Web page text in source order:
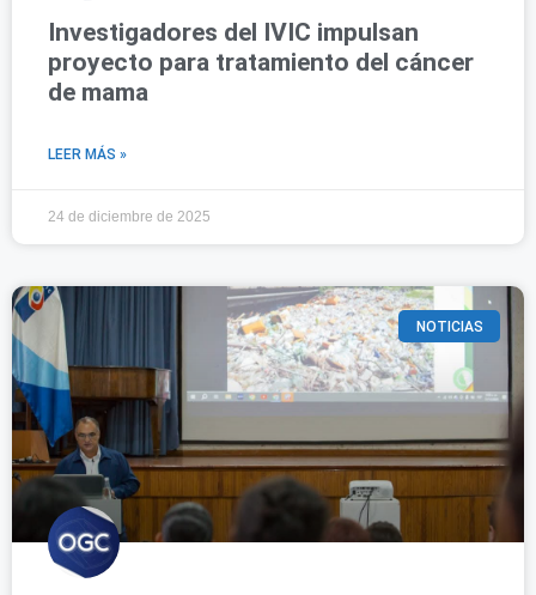
Investigadores del IVIC impulsan
proyecto para tratamiento del cáncer
de mama
LEER MÁS »
24 de diciembre de 2025
NOTICIAS